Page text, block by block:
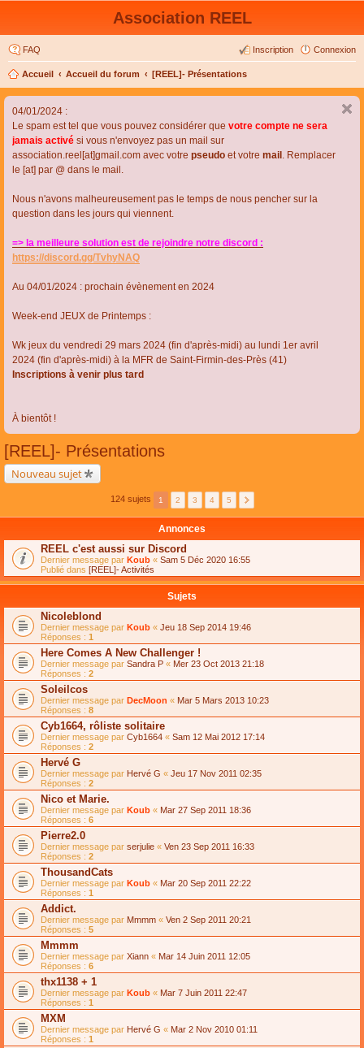
Association REEL
FAQ Connexion
Inscription
Accueil Accueil du forum [REEL]- Présentations
04/01/2024 :
Le spam est tel que vous pouvez considérer que votre compte ne sera
jamais activé si vous n'envoyez pas un mail sur
association.reel[at]gmail.com avec votre pseudo et votre mail . Remplacer
le [at] par @ dans le mail.
Nous n'avons malheureusement pas le temps de nous pencher sur la
question dans les jours qui viennent.
=> la meilleure solution est de rejoindre notre discord :
https://discord.gg/TvhyNAQ
Au 04/01/2024 : prochain évènement en 2024
Week-end JEUX de Printemps :
Wk jeux du vendredi 29 mars 2024 (fin d'après-midi) au lundi 1er avril
2024 (fin d'après-midi) à la MFR de Saint-Firmin-des-Près (41)
Inscriptions à venir plus tard
À bientôt !
[REEL]- Présentations
Nouveau sujet
124 sujets 1 2 3 4 5
Annonces
REEL c'est aussi sur Discord
Dernier message par Koub « Sam 5 Déc 2020 16:55
Publié dans [REEL]- Activités
Sujets
Nicoleblond
Dernier message par Koub « Jeu 18 Sep 2014 19:46
Réponses : 1
Here Comes A New Challenger !
Dernier message par Sandra P « Mer 23 Oct 2013 21:18
Réponses : 2
Soleilcos
Dernier message par DecMoon « Mar 5 Mars 2013 10:23
Réponses : 8
Cyb1664, rôliste solitaire
Dernier message par Cyb1664 « Sam 12 Mai 2012 17:14
Réponses : 2
Hervé G
Dernier message par Hervé G « Jeu 17 Nov 2011 02:35
Réponses : 2
Nico et Marie.
Dernier message par Koub « Mar 27 Sep 2011 18:36
Réponses : 6
Pierre2.0
Dernier message par serjulie « Ven 23 Sep 2011 16:33
Réponses : 2
ThousandCats
Dernier message par Koub « Mar 20 Sep 2011 22:22
Réponses : 1
Addict.
Dernier message par Mmmm « Ven 2 Sep 2011 20:21
Réponses : 5
Mmmm
Dernier message par Xiann « Mar 14 Juin 2011 12:05
Réponses : 6
thx1138 + 1
Dernier message par Koub « Mar 7 Juin 2011 22:47
Réponses : 1
MXM
Dernier message par Hervé G « Mar 2 Nov 2010 01:11
Réponses : 1